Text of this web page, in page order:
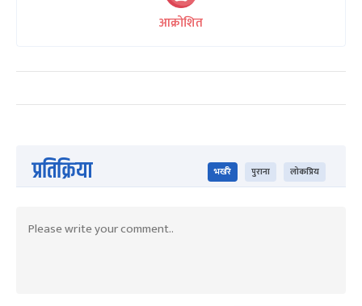
आक्रोशित
प्रतिक्रिया भर्खरै पुराना लोकप्रिय